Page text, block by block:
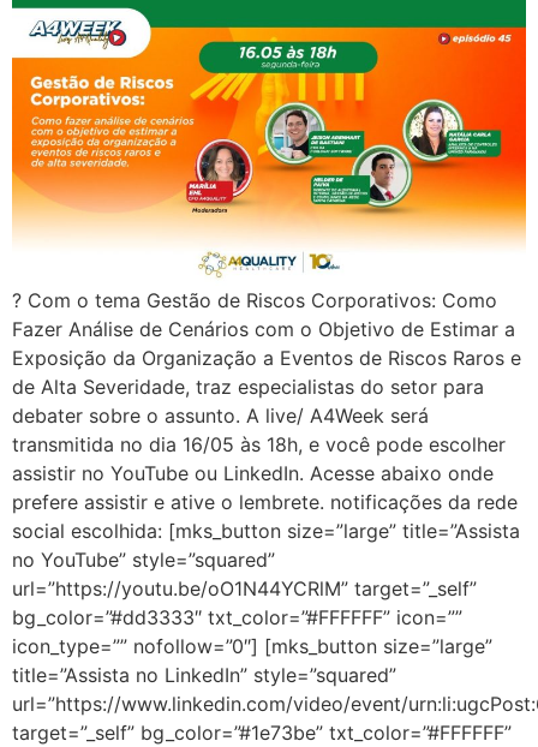
? Com o tema Gestão de Riscos Corporativos: Como
Fazer Análise de Cenários com o Objetivo de Estimar a
Exposição da Organização a Eventos de Riscos Raros e
de Alta Severidade, traz especialistas do setor para
debater sobre o assunto. A live/ A4Week será
transmitida no dia 16/05 às 18h, e você pode escolher
assistir no YouTube ou LinkedIn. Acesse abaixo onde
prefere assistir e ative o lembrete. notificações da rede
social escolhida: [mks_button size=”large” title=”Assista
no YouTube” style=”squared”
url=”https://youtu.be/oO1N44YCRlM” target=”_self”
bg_color=”#dd3333″ txt_color=”#FFFFFF” icon=””
icon_type=”” nofollow=”0″] [mks_button size=”large”
title=”Assista no LinkedIn” style=”squared”
url=”https://www.linkedin.com/video/event/
target=”_self” bg_color=”#1e73be” txt_color=”#FFFFFF”